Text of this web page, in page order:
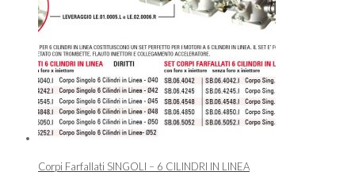
Corpi Farfallati SINGOLI – 6 CILINDRI IN LINEA